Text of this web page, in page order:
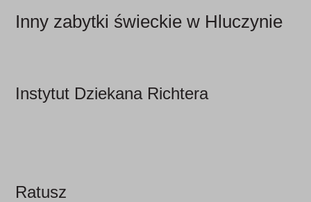
Inny zabytki świeckie w Hluczynie
Instytut Dziekana Richtera
Ratusz